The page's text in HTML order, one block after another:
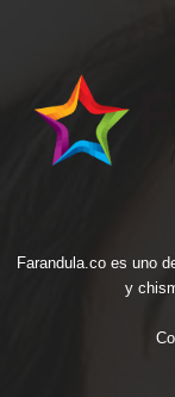
Farandula.co es uno
y